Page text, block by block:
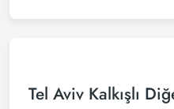
Tel Aviv Kalkışlı